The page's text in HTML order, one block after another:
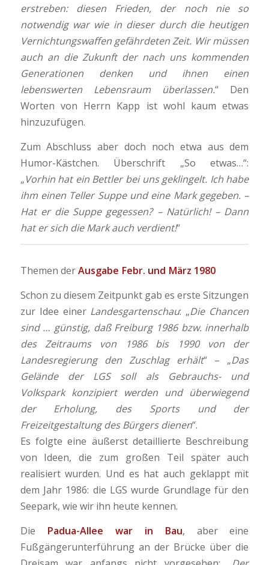
erstreben: diesen Frieden, der noch nie so
notwendig war wie in dieser durch die heutigen
Vernichtungswaffen gefährdeten Zeit. Wir müssen
auch an die Zukunft der nach uns kommenden
Generationen denken und ihnen einen
lebenswerten Lebensraum überlassen.“ Den
Worten von Herrn Kapp ist wohl kaum etwas
hinzuzufügen.
Zum Abschluss aber doch noch etwa aus dem
Humor-Kästchen. Überschrift „So etwas…“:
„Vorhin hat ein Bettler bei uns geklingelt. Ich habe
ihm einen Teller Suppe und eine Mark gegeben. –
Hat er die Suppe gegessen? – Natürlich! – Dann
hat er sich die Mark auch verdient!“
Themen derAusgabe Febr. und März 1980
Schon zu diesem Zeitpunkt gab es erste Sitzungen
zur Idee einer Landesgartenschau: „Die Chancen
sind … günstig, daß Freiburg 1986 bzw. innerhalb
des Zeitraums von 1986 bis 1990 von der
Landesregierung den Zuschlag erhält“ – „Das
Gelände der LGS soll als Gebrauchs- und
Volkspark konzipiert werden und überwiegend
der Erholung, des Sports und der
Freizeitgestaltung des Bürgers dienen“.
Es folgte eine äußerst detaillierte Beschreibung
von Ideen, die zum großen Teil später auch
realisiert wurden. Und es hat auch geklappt mit
dem Jahr 1986: die LGS wurde Grundlage für den
Seepark, wie wir ihn heute kennen.
Die Padua-Allee war in Bau, aber eine
Fußgängerunterführung an der Brücke über die